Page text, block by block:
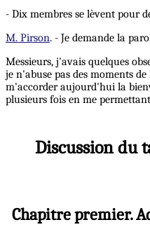
- Dix membres se lèvent pour
M. Pirson. - Je demande la
Messieurs, j'avais quelques
je n'abuse pas des moments
m'accorder aujourd'hui la
plusieurs fois en me
Discussion du
Chapitre premier.